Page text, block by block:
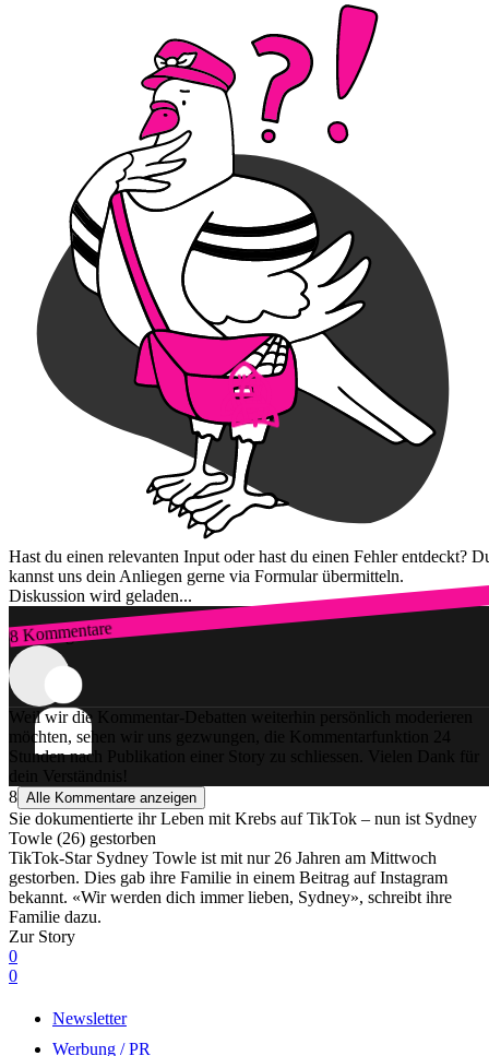
Hast du einen relevanten Input oder hast du einen Fehler entdeckt?
kannst uns dein Anliegen gerne via Formular übermitteln.
Diskussion wird geladen...
8 Kommentare
Zum Login
Weil wir die Kommentar-Debatten weiterhin persönlich moderieren
möchten, sehen wir uns gezwungen, die Kommentarfunktion 24
Stunden nach Publikation einer Story zu schliessen. Vielen Dank für
dein Verständnis!
8 Alle Kommentare anzeigen
Sie dokumentierte ihr Leben mit Krebs auf TikTok – nun ist Sydney
Towle (26) gestorben
TikTok-Star Sydney Towle ist mit nur 26 Jahren am Mittwoch
gestorben. Dies gab ihre Familie in einem Beitrag auf Instagram
bekannt. «Wir werden dich immer lieben, Sydney», schreibt ihre
Familie dazu.
Zur Story
0
0
Newsletter
Werbung / PR